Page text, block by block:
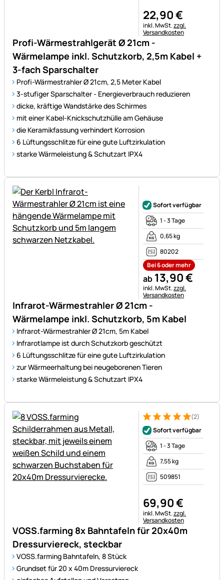
Profi-Wärmestrahlgerät Ø 21cm -
Wärmelampe inkl. Schutzkorb, 2,5m Kabel +
3-fach Sparschalter
Profi-Wärmestrahler Ø 21cm, 2,5 Meter Kabel
3-stufiger Sparschalter - Energieverbrauch reduzieren
dicke, kräftige Wandstärke des Schirmes
mit einer Kabel-Knickschutzhülle am Gehäuse
die Keramikfassung verhindert Korrosion
6 Lüftungsschlitze für eine gute Luftzirkulation
starke Wärmeleistung & Schutzart IPX4
22,90€
Steuerhinweis:
inkl. MwSt.zzgl.
Versandkosten
Infrarot-Wärmestrahler Ø 21cm -
Wärmelampe inkl. Schutzkorb, 5m Kabel
Infrarot-Wärmestrahler Ø 21cm, 5m Kabel
Infrarotlampe ist durch Schutzkorb geschützt
6 Lüftungsschlitze für eine gute Luftzirkulation
zur Wärmeerhaltung bei neugeborenen Tieren
starke Wärmeleistung & Schutzart IPX4
Sofort verfügbar
1 - 3 Tage
0,65 kg
80202
Bei 6 oder mehr
ab 13,90€
Steuerhinweis:
inkl. MwSt.zzgl.
Versandkosten
VOSS.farming 8x Bahntafeln für 20x40m
Dressurviereck, steckbar
VOSS.farming Bahntafeln, 8 Stück
Grundset für 20 x 40m Dressurviereck
Bewertung: 5 von 5 (2
2 Bewertungen
(2)
Sofort verfügbar
1 - 3 Tage
7,55 kg
509851
69,90€
Steuerhinweis:
inkl. MwSt.zzgl.
Versandkosten